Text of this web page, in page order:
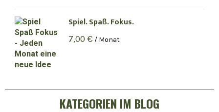
Spiel. Spaß. Fokus.
7,00 € / Monat
KATEGORIEN IM BLOG